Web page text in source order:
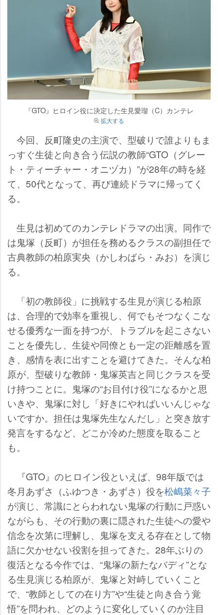
『GTO』ヒロイン役に決定した生見愛瑠（C）カンテレ
拡大する
今回、反町隆史の主演で、型破りで誰よりもま
っすぐ生徒と向き合う伝説の教師“GTO（グレー
ト・ティーチャー・オニヅカ）”が28年の時を経
て、50代となって、再び連続ドラマに帰ってく
る。
生見は初めてのカンテレドラマの出演。同作で
は鬼塚（反町）が担任を務めるクラスの副担任で
古典教師の柏原実央（かしわばら・みお）を演じ
る。
「初の教師役」に挑戦する生見が演じる柏原
は、合理的で効率を重視し、何でもそつなくこな
せる優秀な一面を持つが、トラブルを起こさない
ことを優先し、生徒や同僚とも一定の距離感を置
き、感情を表に出すことを避けてきた。そんな柏
原が、型破りな教師・鬼塚英吉と同じクラスを受
け持つことに。鬼塚の“お目付け役”になるかと思
いきや、鬼塚に対し「好きにやればいいんじゃな
いですか。担任は鬼塚先生なんだし」と突き放す
発言をするなど、どこか冷めた態度を取ること
も。
『GTO』のヒロイン役といえば、98年版では
冬月あずさ（ふゆつき・あずさ）役を松嶋菜々子
が演じ、常識にとらわれない鬼塚の行動に戸惑い
ながらも、その行動の裏に隠された生徒への愛
信念を次第に理解し、鬼塚を支える存在として物
語に欠かせない役割を担ってきた。28年ぶりの
復活となる今作では、“鬼塚の新たなバディ”とな
る生見演じる柏原が、鬼塚と対峙していくこと
で、“教師としての在り方”や“生徒と向き合う覚
悟”を問われ、どのように変化していくのか注目